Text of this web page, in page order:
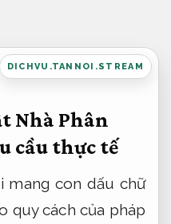
DICHVU.TANNOI.STREAM
Nhà Phân
cầu thực tế
mang con dấu chữ
quy cách của pháp